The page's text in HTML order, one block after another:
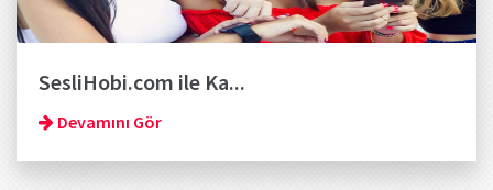
SesliHobi.com ile Ka...
Devamını Gör